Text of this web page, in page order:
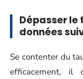
Dépasser le
données
Se contenter du
efficacement, il